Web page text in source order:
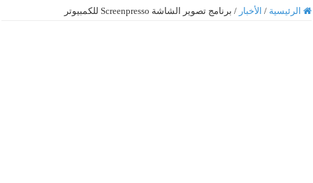
الرئيسية / الأخبار / برنامج تصوير الشاشة Screenpresso للكمبيوتر